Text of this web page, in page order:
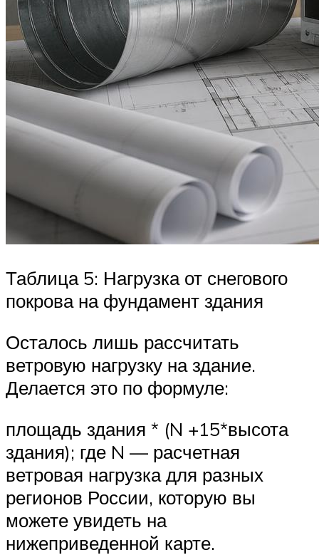
Таблица 5: Нагрузка от снегового
покрова на фундамент здания
Осталось лишь рассчитать
ветровую нагрузку на здание.
Делается это по формуле:
площадь здания * (N +15*высота
здания); где N — расчетная
ветровая нагрузка для разных
регионов России, которую вы
можете увидеть на
нижеприведенной карте.